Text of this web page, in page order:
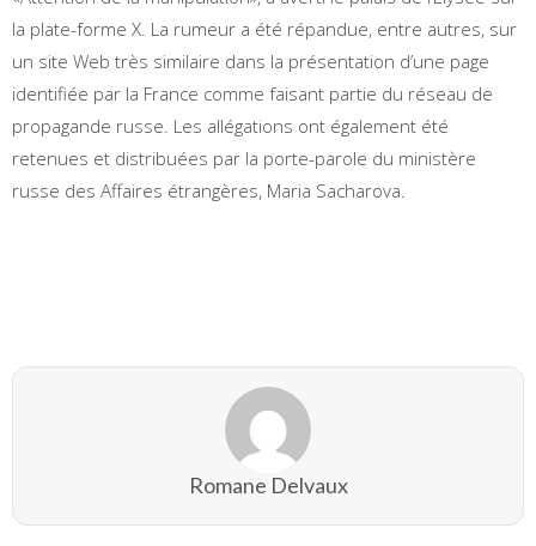
la plate-forme X. La rumeur a été répandue, entre autres, sur
un site Web très similaire dans la présentation d’une page
identifiée par la France comme faisant partie du réseau de
propagande russe. Les allégations ont également été
retenues et distribuées par la porte-parole du ministère
russe des Affaires étrangères, Maria Sacharova.
Romane Delvaux